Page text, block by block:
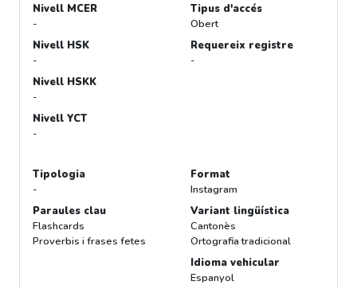
Nivell MCER
-
Nivell HSK
-
Nivell HSKK
-
Nivell YCT
-
Tipus d'accés
Obert
Requereix registre
-
Tipologia
-
Paraules clau
Flashcards
Proverbis i frases fetes
Format
Instagram
Variant lingüística
Cantonès
Ortografia tradicional
Idioma vehicular
Espanyol